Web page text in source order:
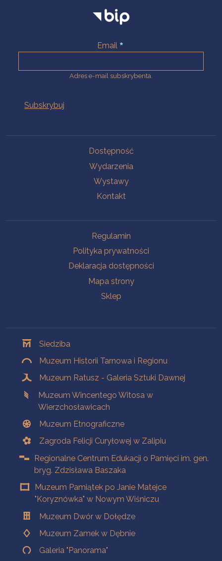
Email
Adres e-mail subskrybenta.
Dostępność
Wydarzenia
Wystawy
Kontakt
Regulamin
Polityka prywatności
Deklaracja dostępności
Mapa strony
Sklep
Siedziba
Muzeum Historii Tarnowa i Regionu
Muzeum Ratusz - Galeria Sztuki Dawnej
Muzeum Wincentego Witosa w
Wierzchosławicach
Muzeum Etnograficzne
Zagroda Felicji Curyłowej w Zalipiu
Regionalne Centrum Edukacji o Pamięci im. gen.
bryg. Zdzisława Baszaka
Muzeum Pamiątek po Janie Matejce
"Koryznówka" w Nowym Wiśniczu
Muzeum Dwór w Dołędze
Muzeum Zamek w Dębnie
Galeria "Panorama"